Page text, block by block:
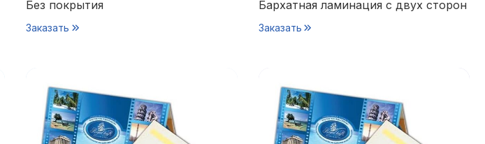
Без покрытия
Заказать
Бархатная ламинация с двух сторон
Заказать